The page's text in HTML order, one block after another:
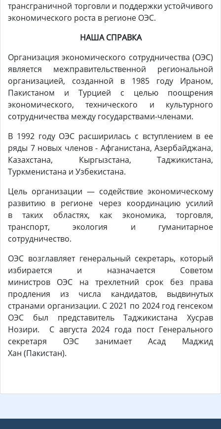
трансграничной торговли и поддержки устойчивого
экономического роста в регионе ОЭС.
НАША СПРАВКА
Организация экономического сотрудничества (ОЭС)
является межправительственной региональной
организацией, созданной в 1985 году Ираном,
Пакистаном и Турцией с целью поощрения
экономического, технического и культурного
сотрудничества между государствами-членами.
В 1992 году ОЭС расширилась с вступлением в ее
ряды 7 новых членов - Афганистана, Азербайджана,
Казахстана, Кыргызстана, Таджикистана,
Туркменистана и Узбекистана.
Цель организации — содействие экономическому
развитию в регионе через координацию усилий
в таких областях, как экономика, торговля,
транспорт, экология и гуманитарное
сотрудничество.
ОЭС возглавляет генеральный секретарь, который
избирается и назначается Советом
министров ОЭС на трехлетний срок без права
продления из числа кандидатов, выдвинутых
странами организации. С 2021 по 2024 год генсеком
ОЭС был представитель Таджикистана Хусрав
Нозири. С августа 2024 года пост Генерального
секретаря ОЭС занимает Асад Маджид
Хан (Пакистан).